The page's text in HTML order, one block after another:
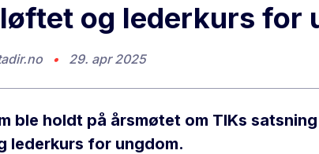
og lederkurs for
• 29. apr 2025
ble holdt på årsmøtet om TIKs
lederkurs for ungdom.